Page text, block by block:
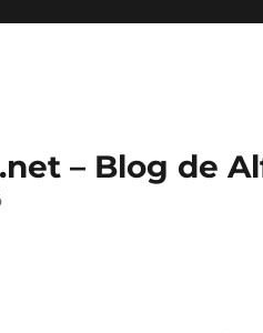
– Blog de